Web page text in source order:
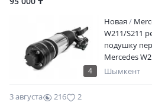
4
Новая
W211/S211
подушку
Mercedes
качество!
Шымкент
3 августа 216 2